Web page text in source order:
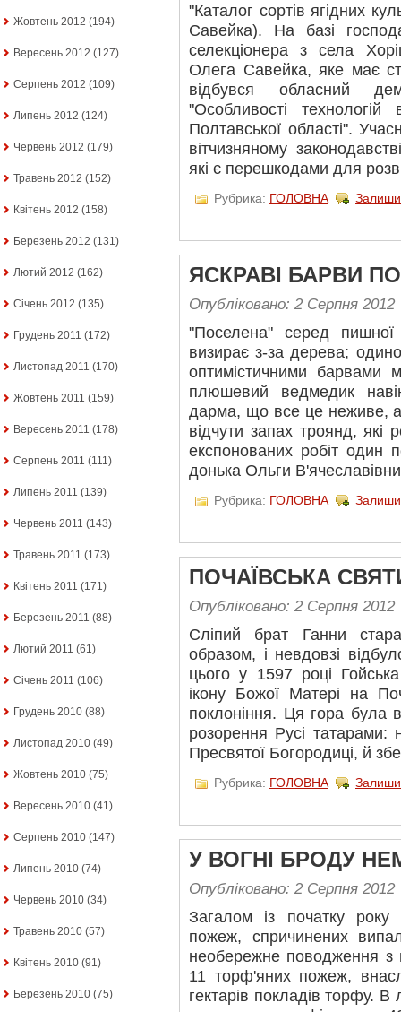
Жовтень 2012 (194)
Вересень 2012 (127)
Серпень 2012 (109)
Липень 2012 (124)
Червень 2012 (179)
Травень 2012 (152)
Квітень 2012 (158)
Березень 2012 (131)
Лютий 2012 (162)
Січень 2012 (135)
Грудень 2011 (172)
Листопад 2011 (170)
Жовтень 2011 (159)
Вересень 2011 (178)
Серпень 2011 (111)
Липень 2011 (139)
Червень 2011 (143)
Травень 2011 (173)
Квітень 2011 (171)
Березень 2011 (88)
Лютий 2011 (61)
Січень 2011 (106)
Грудень 2010 (88)
Листопад 2010 (49)
Жовтень 2010 (75)
Вересень 2010 (41)
Серпень 2010 (147)
Липень 2010 (74)
Червень 2010 (34)
Травень 2010 (57)
Квітень 2010 (91)
Березень 2010 (75)
"Каталог сортів ягідних
Савейка). На базі
селекціонера з села
Олега Савейка, яке має
відбувся обласний
"Особливості
Полтавської області".
вітчизняному
які є перешкодами для
Рубрика: ГОЛОВНА
ЯСКРАВІ БАРВИ
Опубліковано: 2 Серпня 2012
"Поселена" серед пишної
визирає з-за дерева;
оптимістичними барвами
плюшевий ведмедик
дарма, що все це неживе,
відчути запах троянд, які
експонованих робіт один
донька Ольги
Рубрика: ГОЛОВНА
ПОЧАЇВСЬКА
Опубліковано: 2 Серпня 2012
Сліпий брат Ганни
образом, і невдовзі
цього у 1597 році
ікону Божої Матері на
поклоніння. Ця гора була
розорення Русі татарами:
Пресвятої Богородиці, й
Рубрика: ГОЛОВНА
У ВОГНІ БРОДУ
Опубліковано: 2 Серпня 2012
Загалом із початку
пожеж, спричинених
необережне поводження з
11 торф'яних пожеж,
гектарів покладів торфу.